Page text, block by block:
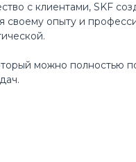
с клиентами, SKF
опыту и
можно полностью